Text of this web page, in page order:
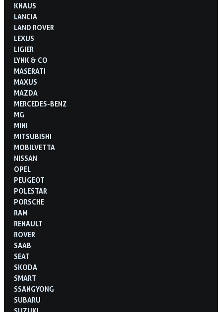
KNAUS
LANCIA
LAND ROVER
LEXUS
LIGIER
LYNK & CO
MASERATI
MAXUS
MAZDA
MERCEDES-BENZ
MG
MINI
MITSUBISHI
MOBILVETTA
NISSAN
OPEL
PEUGEOT
POLESTAR
PORSCHE
RAM
RENAULT
ROVER
SAAB
SEAT
SKODA
SMART
SSANGYONG
SUBARU